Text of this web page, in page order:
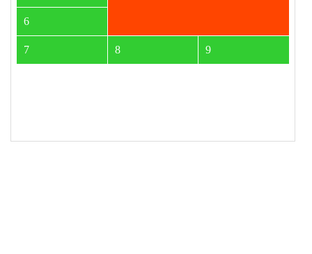
22 grid-area:
23
24 </style>